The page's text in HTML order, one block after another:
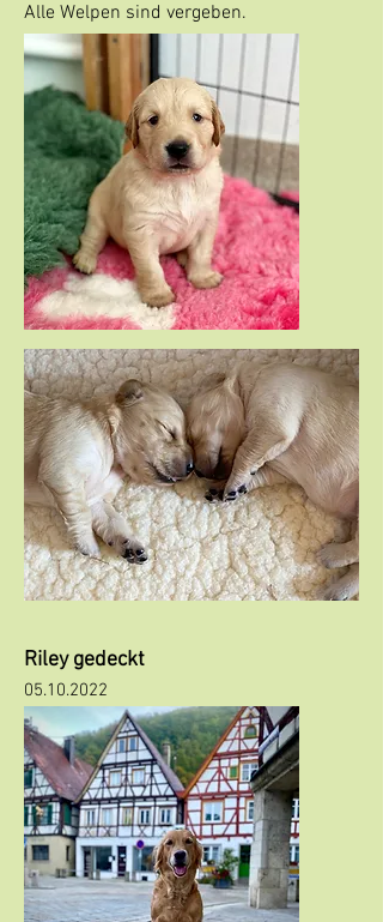
Alle Welpen sind vergeben.
Riley gedeckt
05.10.2022